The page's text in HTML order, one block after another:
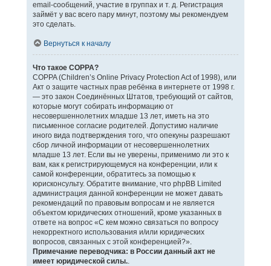
email-сообщений, участие в группах и т. д. Регистрация
займёт у вас всего пару минут, поэтому мы рекомендуем
это сделать.
Вернуться к началу
Что такое COPPA?
COPPA (Children’s Online Privacy Protection Act of 1998), или
Акт о защите частных прав ребёнка в интернете от 1998 г.
— это закон Соединённых Штатов, требующий от сайтов,
которые могут собирать информацию от
несовершеннолетних младше 13 лет, иметь на это
письменное согласие родителей. Допустимо наличие
иного вида подтверждения того, что опекуны разрешают
сбор личной информации от несовершеннолетних
младше 13 лет. Если вы не уверены, применимо ли это к
вам, как к регистрирующемуся на конференции, или к
самой конференции, обратитесь за помощью к
юрисконсульту. Обратите внимание, что phpBB Limited
администрация данной конференции не может давать
рекомендаций по правовым вопросам и не является
объектом юридических отношений, кроме указанных в
ответе на вопрос «С кем можно связаться по вопросу
некорректного использования и/или юридических
вопросов, связанных с этой конференцией?».
Примечание переводчика: в России данный акт не
имеет юридической силы..